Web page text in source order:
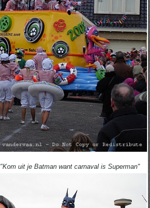
"Kom uit je Batman want carnaval is Superman"